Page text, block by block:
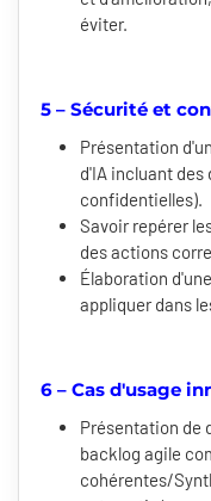
éviter.
5 – Sécurité et
Présentation
d'IA incluant des
confidentielles).
Savoir repérer
des actions
Élaboration
appliquer dans
6 – Cas d'usage
Présentation de
backlog agile
cohérentes/